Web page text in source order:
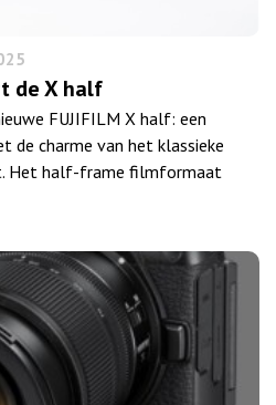
de X half
FUJIFILM X half: een
de charme van het klassieke
Het half-frame filmformaat